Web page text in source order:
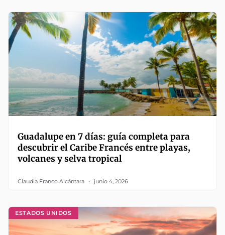
Guadalupe en 7 días: guía completa para
descubrir el Caribe Francés entre playas,
volcanes y selva tropical
Claudia Franco Alcántara junio 4, 2026
ESTADOS UNIDOS